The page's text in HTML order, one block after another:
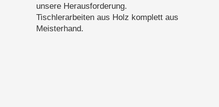
unsere Herausforderung.
Tischlerarbeiten aus Holz komplett aus
Meisterhand.